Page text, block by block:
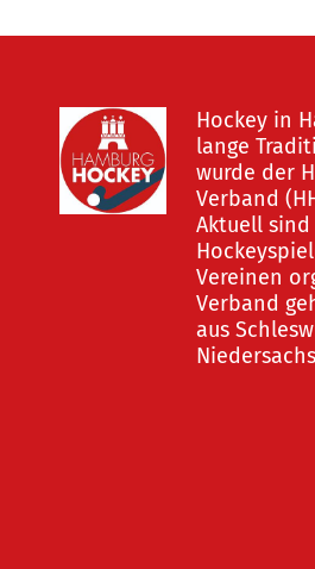
Hockey in
lange
wurde der
Verband
Aktuell sind
Vereinen
Verband
aus